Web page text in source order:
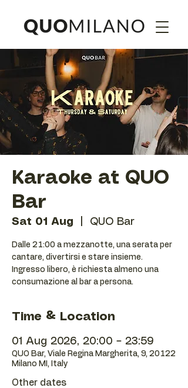
Karaoke at QUO
Bar
Sat 01 Aug QUO Bar
Dalle 21:00 a mezzanotte, una serata per
cantare, divertirsi e stare insieme.
Ingresso libero, è richiesta almeno una
consumazione al bar a persona.
Time & Location
01 Aug 2026, 20:00 – 23:59
QUO Bar, Viale Regina Margherita, 9, 20122
Milano MI, Italy
Other dates